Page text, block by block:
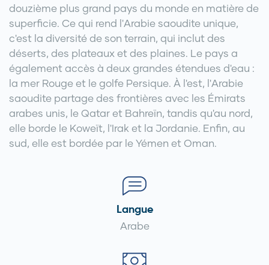
douzième plus grand pays du monde en matière de
superficie. Ce qui rend l'Arabie saoudite unique,
c'est la diversité de son terrain, qui inclut des
déserts, des plateaux et des plaines. Le pays a
également accès à deux grandes étendues d'eau :
la mer Rouge et le golfe Persique. À l'est, l'Arabie
saoudite partage des frontières avec les Émirats
arabes unis, le Qatar et Bahreïn, tandis qu'au nord,
elle borde le Koweït, l'Irak et la Jordanie. Enfin, au
sud, elle est bordée par le Yémen et Oman.
Langue
Arabe